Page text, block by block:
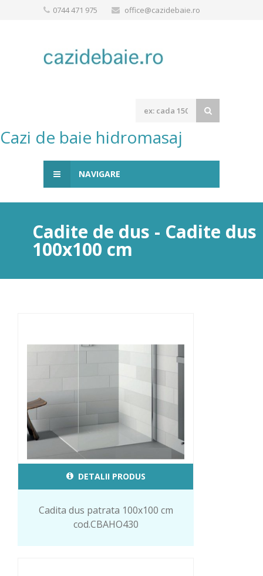
0744 471 975 office@cazidebaie.ro
Cazi de baie hidromasaj
NAVIGARE
Cadite de dus - Cadite dus
100x100 cm
DETALII PRODUS
Cadita dus patrata 100x100 cm
cod.CBAHO430